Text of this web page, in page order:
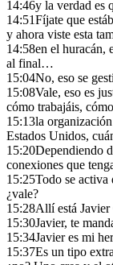
14:46y la verdad es
14:51Fíjate que
y ahora viste esta
14:58en el huracán,
al final…
15:04No, eso se
15:08Vale, eso es
cómo trabajáis,
15:13la organización
Estados Unidos,
15:20Dependiendo
conexiones que
15:25Todo se activa
¿vale?
15:28Allí está Javier
15:30Javier, te
15:34Javier es mi
15:37Es un tipo